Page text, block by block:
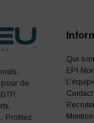
pour de
Profitez
Qui
EPI
Contact